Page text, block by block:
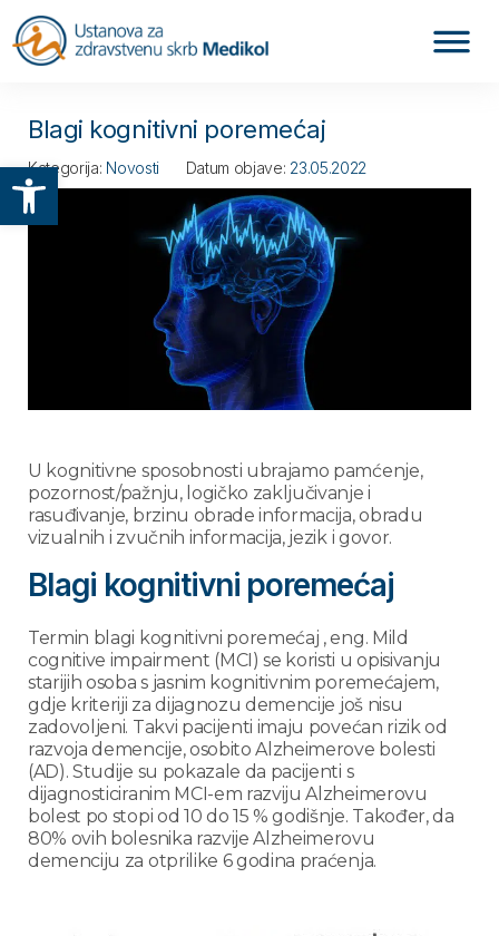
Otvori alatnu traku
Blagi kognitivni poremećaj
Kategorija: Novosti Datum objave: 23.05.2022
U kognitivne sposobnosti ubrajamo pamćenje,
pozornost/pažnju, logičko zaključivanje i
rasuđivanje, brzinu obrade informacija, obradu
vizualnih i zvučnih informacija, jezik i govor.
Blagi kognitivni poremećaj
Termin blagi kognitivni poremećaj , eng. Mild
cognitive impairment (MCI) se koristi u opisivanju
starijih osoba s jasnim kognitivnim poremećajem,
gdje kriteriji za dijagnozu demencije još nisu
zadovoljeni. Takvi pacijenti imaju povećan rizik od
razvoja demencije, osobito Alzheimerove bolesti
(AD). Studije su pokazale da pacijenti s
dijagnosticiranim MCI-em razviju Alzheimerovu
bolest po stopi od 10 do 15 % godišnje. Također, da
80% ovih bolesnika razvije Alzheimerovu
demenciju za otprilike 6 godina praćenja.